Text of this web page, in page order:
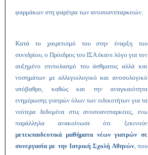
φαρμάκων στη φαρέτρα των ανοσοανεπαρκειών.
Κατά το χαιρετισμό του στην έναρξη του
συνεδρίου, ο Πρόεδρος του ΙΣΑ έκανε λόγο για τον
αυξημένο επιπολασμό του άσθματος αλλά και
νοσημάτων με αλλεγιολογικό και ανοσολογικό
υπόβαθρο, καθώς και την αναγκαιότητα
ενημέρωσης γιατρών όλων των ειδικοτήτων για τα
νεότερα δεδομένα στις ανοσοανεπαρκειες, ενω
παράλληλα ανακοίνωσε ότι ξεκινούν
μετεκπαιδευτικά μαθήματα νέων γιατρών σε
συνεργασία με την Ιατρική Σχολή Αθηνών, που